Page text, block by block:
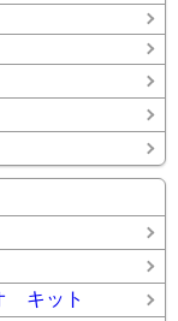
キット